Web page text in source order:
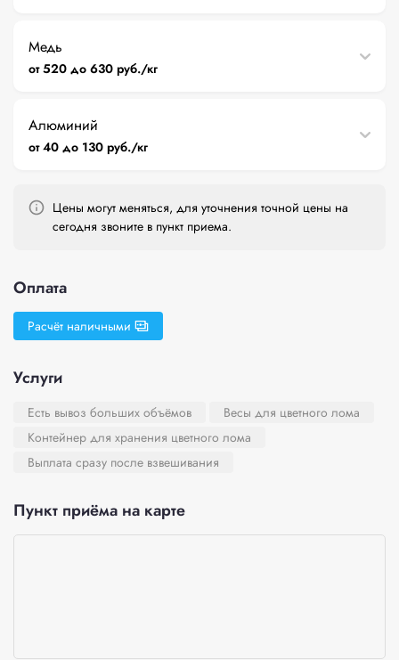
Медь
от 520 до 630 руб./кг
Алюминий
от 40 до 130 руб./кг
Цены могут меняться, для уточнения точной цены на
сегодня звоните в пункт приема.
Оплата
Расчёт наличными
Услуги
Есть вывоз больших объёмов
Весы для цветного лома
Контейнер для хранения цветного лома
Выплата сразу после взвешивания
Пункт приёма на карте